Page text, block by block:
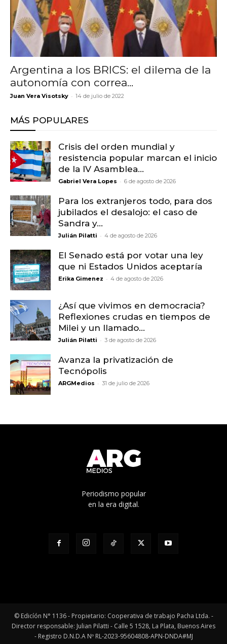
Argentina a los BRICS: el dilema de la
autonomía con correa...
Juan Vera Visotsky - 14 de julio de 2022
MÁS POPULARES
Crisis del orden mundial y
resistencia popular marcan el inicio
de la IV Asamblea...
Gabriel Vera Lopes - 6 de agosto de 2026
Para los extranjeros todo, para dos
jubilados el desalojo: el caso de
Sandra y...
Julián Pilatti - 4 de agosto de 2026
El Senado está por votar una ley
que ni Estados Unidos aceptaría
Erika Gimenez - 4 de agosto de 2026
¿Así que vivimos en democracia?
Reflexiones crudas en tiempos de
Milei y un llamado...
Julián Pilatti - 3 de agosto de 2026
Avanza la privatización de
Tecnópolis
ARGMedios - 31 de julio de 2026
Periodismo popular
en la era digital.
© Edicíón N° 1136 - Propietario: Cooperativa de trabajo Pacha Ltda. -
Director responsable: Julian Pilatti - Calle 5 1528, La Plata, Buenos Aires
- Registro D.N.D.A Nº RL-2023-95604808-APN-DNDA#MJ